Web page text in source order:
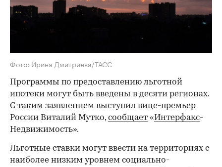
Фото: Ирина Дмитриева/ТАСС
Программы по предоставлению льготной
ипотеки могут быть введены в десяти регионах.
С таким заявлением выступил вице-премьер
России Виталий Мутко,сообщает «Интерфакс-
Недвижимость».
Льготные ставки могут ввести на территориях с
наиболее низким уровнем социально-